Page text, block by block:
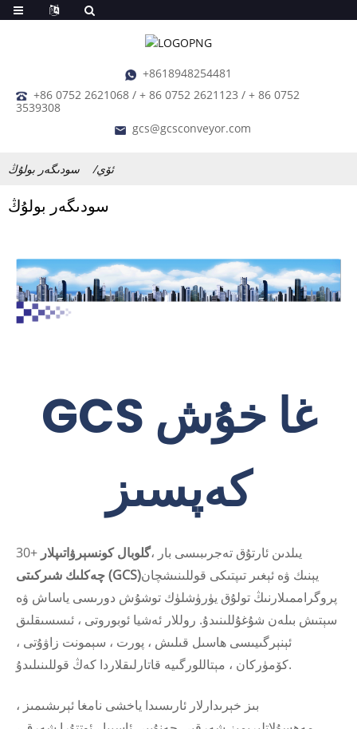
+8618948254481
+86 0752 2621068 / + 86 0752 2621123 / + 86 0752
3539308
gcs@gcsconveyor.com
ئۆي سودىگەر بولۇڭ
سودىگەر بولۇڭ
GCS غا خۇش
كەپسىز
30+ يىلدىن ئارتۇق تەجرىبىسى بار ،گلوبال كونسېرۋاتىپلار
چەكلىك شىركىتى (GCS)يېنىك ۋە ئېغىر تىپتىكى قوللىنىشچان
پروگراممىلارنىڭ تولۇق يۈرۈشلۈك توشۇش دورىسى ياساش ۋە
سېتىش بىلەن شۇغۇللىنىدۇ. روللار ئەشيا ئوبوروتى ، ئىسسىقلىق
ئېنېرگىيىسى ھاسىل قىلىش ، پورت ، سېمونت زاۋۇتى ،
كۆمۈركان ، مېتاللورگىيە قاتارلىقلاردا كەڭ قوللىنىلىدۇ.
بىز خېرىدارلار ئارىسىدا ياخشى نامغا ئېرىشىمىز ،